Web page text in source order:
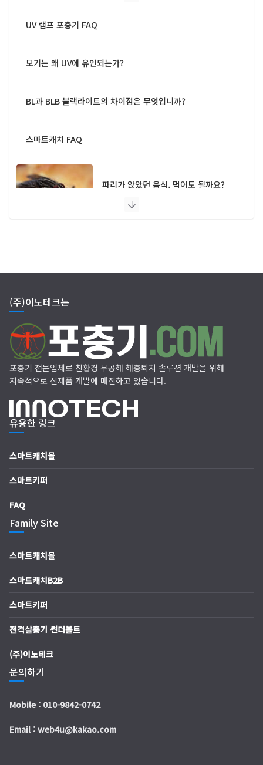
(주)이노테크는
포충기 전문업체로 친환경 무공해 해충퇴치 솔루션 개발을 위해
지속적으로 신제품 개발에 매진하고 있습니다.
유용한 링크
스마트캐치몰
스마트키퍼
FAQ
Family Site
스마트캐치몰
스마트캐치B2B
스마트키퍼
전격살충기 썬더볼트
(주)이노테크
문의하기
Mobile : 010-9842-0742
Email : web4u@kakao.com